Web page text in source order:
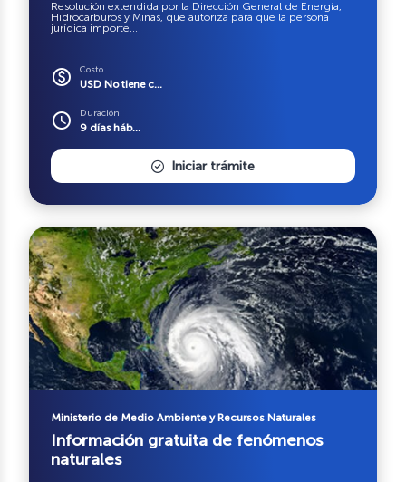
Resolución extendida por la Dirección General de Energía,
Hidrocarburos y Minas, que autoriza para que la persona
jurídica importe...
paid Costo
USD No tiene c...
schedule Duración
9 días háb...
Iniciar trámite
Ministerio de Medio Ambiente y Recursos Naturales
Información gratuita de fenómenos
naturales